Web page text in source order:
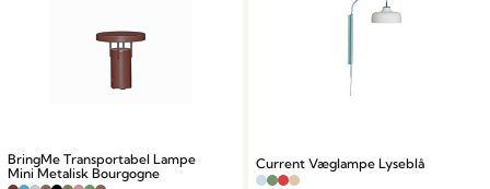
BringMe Transportabel Lampe
Mini Metalisk Bourgogne
Current Væglampe Lyseblå